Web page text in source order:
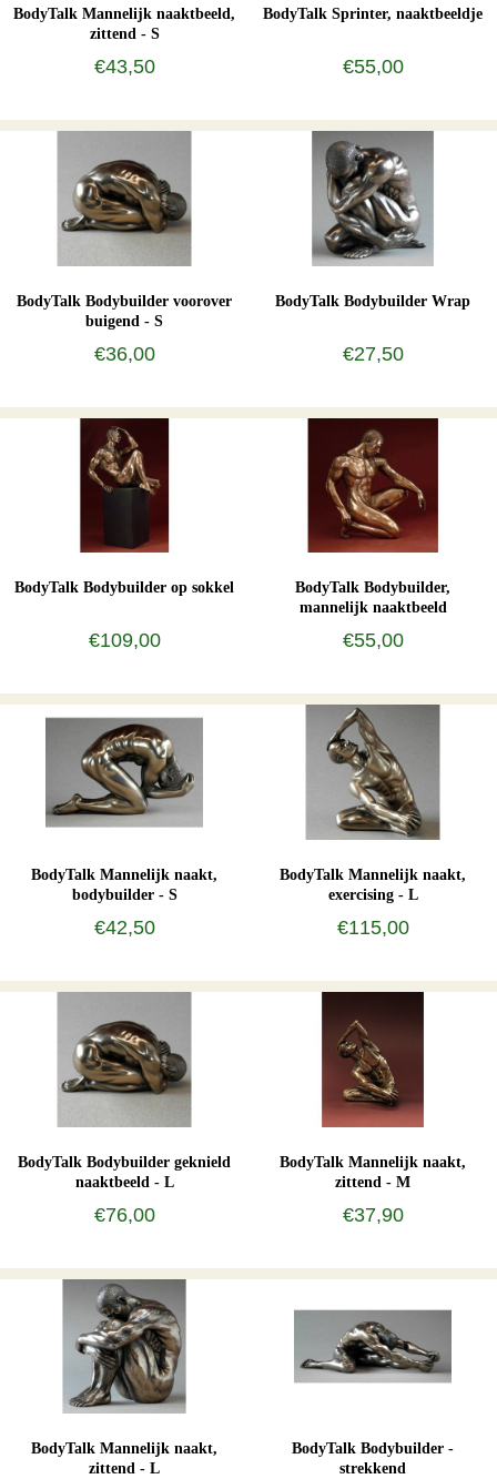
BodyTalk Mannelijk naaktbeeld,
zittend - S
€43,50
BodyTalk Sprinter, naaktbeeldje
€55,00
BodyTalk Bodybuilder voorover
buigend - S
€36,00
BodyTalk Bodybuilder Wrap
€27,50
BodyTalk Bodybuilder op sokkel
€109,00
BodyTalk Bodybuilder,
mannelijk naaktbeeld
€55,00
BodyTalk Mannelijk naakt,
bodybuilder - S
€42,50
BodyTalk Mannelijk naakt,
exercising - L
€115,00
BodyTalk Bodybuilder geknield
naaktbeeld - L
€76,00
BodyTalk Mannelijk naakt,
zittend - M
€37,90
BodyTalk Mannelijk naakt,
zittend - L
BodyTalk Bodybuilder -
strekkend